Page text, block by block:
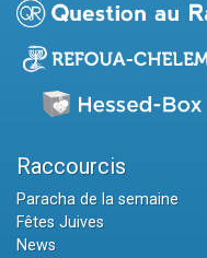
Raccourcis
Paracha de la semaine
Fêtes Juives
News